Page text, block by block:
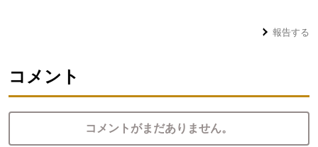
報告する
コメント
コメントがまだありません。